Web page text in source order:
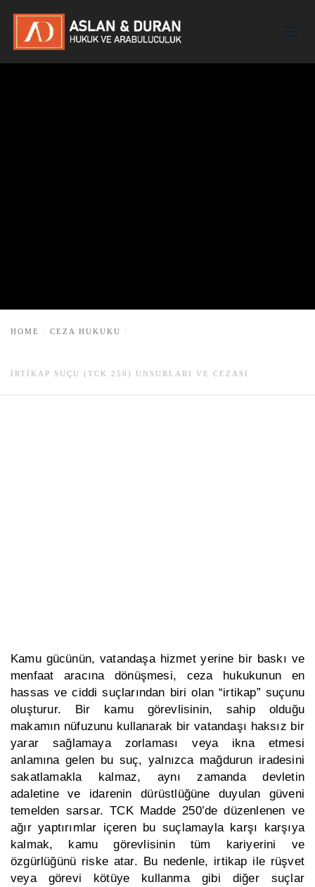
HOME CEZA HUKUKU
İRTIKAP SUÇU (TCK 250) UNSURLARI VE CEZASI
Kamu gücünün, vatandaşa hizmet yerine bir baskı ve
menfaat aracına dönüşmesi, ceza hukukunun en
hassas ve ciddi suçlarından biri olan “irtikap” suçunu
oluşturur. Bir kamu görevlisinin, sahip olduğu
makamın nüfuzunu kullanarak bir vatandaşı haksız bir
yarar sağlamaya zorlaması veya ikna etmesi
anlamına gelen bu suç, yalnızca mağdurun iradesini
sakatlamakla kalmaz, aynı zamanda devletin
adaletine ve idarenin dürüstlüğüne duyulan güveni
temelden sarsar. TCK Madde 250’de düzenlenen ve
ağır yaptırımlar içeren bu suçlamayla karşı karşıya
kalmak, kamu görevlisinin tüm kariyerini ve
özgürlüğünü riske atar. Bu nedenle, irtikap ile rüşvet
veya görevi kötüye kullanma gibi diğer suçlar